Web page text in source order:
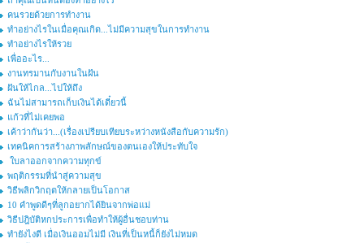
คนรวยด้วยการทำงาน
ทำอย่างไรในเมื่อคุณเกิด...ไม่มีความสุขในการทำงาน
ทำอย่างไรให้รวย
เพื่ออะไร...
งานทรมานกับงานในฝัน
ฝันให้ไกล...ไปให้ถึง
ฉันไม่สามารถเก็บเงินได้เดี๋ยวนี้
แก้วที่ไม่เคยพอ
เค้าว่ากันว่า...(เรื่องเปรียบเทียบระหว่างหนังสือกับความรัก)
เทคนิคการสร้างภาพลักษณ์ของตนเองให้ประทับใจ
ใบลาออกจากความทุกข์
พฤติกรรมที่นำสู่ความสุข
วิธีพลิกวิกฤตให้กลายเป็นโอกาส
10 คำพูดดีๆที่ลูกอยากได้ยินจากพ่อแม่
วิธีปฎิบัติหกประการเพื่อทำให้ผู้อื่นชอบท่าน
ทำยังไงดี เมื่อเงินออมไม่มี เงินที่เป็นหนี้ก็ยังไม่หมด